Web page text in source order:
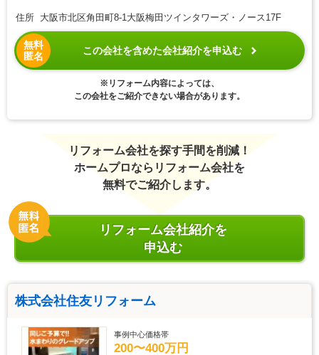
住所 大阪市北区角田町8-1大阪梅田ツインタワーズ・ノース17F
無料
匿名
この会社を含めた会社紹介を申込む
※リフォーム内容によっては、
この会社をご紹介できない場合があります。
リフォーム会社を探す手間を削減！
ホームプロならリフォーム会社を
無料でご紹介します。
リフォーム会社紹介を
申込む
株式会社住友リフォーム
事例中心価格帯
200〜400万円